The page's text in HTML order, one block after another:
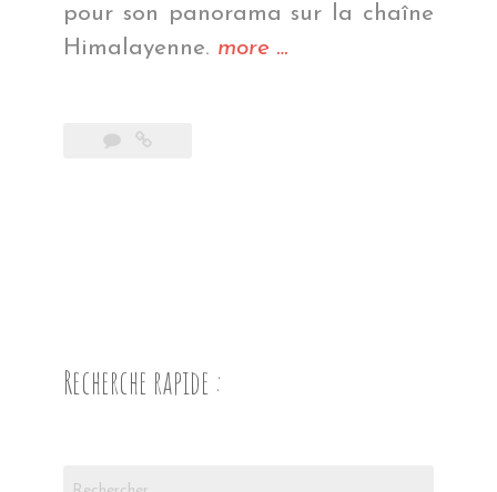
pour son panorama sur la chaîne
Himalayenne. more « Trek
…
Recherche rapide :